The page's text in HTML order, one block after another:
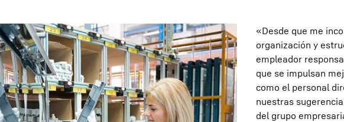
«Desde que me
organización y
empleador
que se impulsan
como el personal
nuestras
del grupo